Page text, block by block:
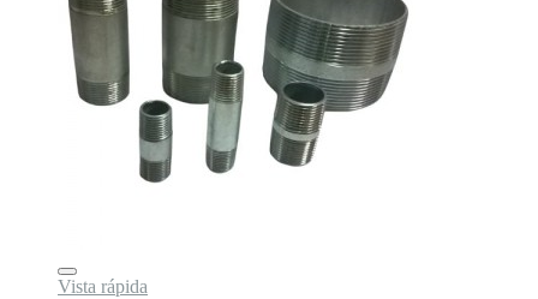
Vista rápida